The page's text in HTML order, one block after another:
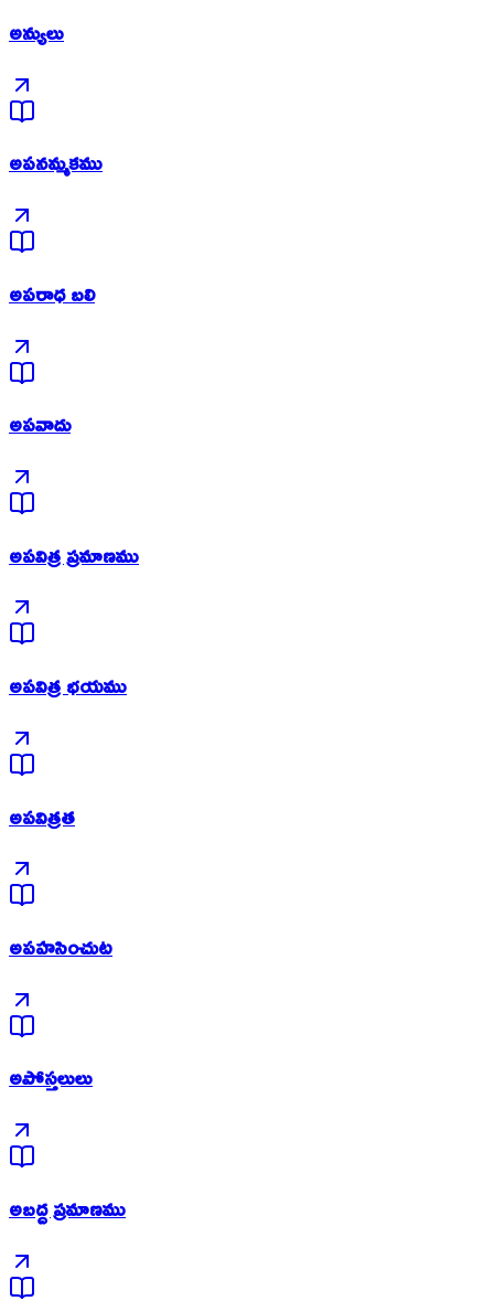
అన్యులు
అపనమ్మకము
అపరాధ బలి
అపవాదు
అపవిత్ర ప్రమాణము
అపవిత్ర భయము
అపవిత్రత
అపహసించుట
అపోస్తలులు
అబద్ద ప్రమాణము